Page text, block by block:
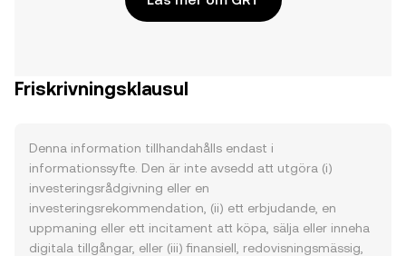
Friskrivningsklausul
Denna information tillhandahålls endast i
informationssyfte. Den är inte avsedd att utgöra (i)
investeringsrådgivning eller en
investeringsrekommendation, (ii) ett erbjudande, en
uppmaning eller ett incitament att köpa, sälja eller inneha
digitala tillgångar, eller (iii) finansiell, redovisningsmässig,